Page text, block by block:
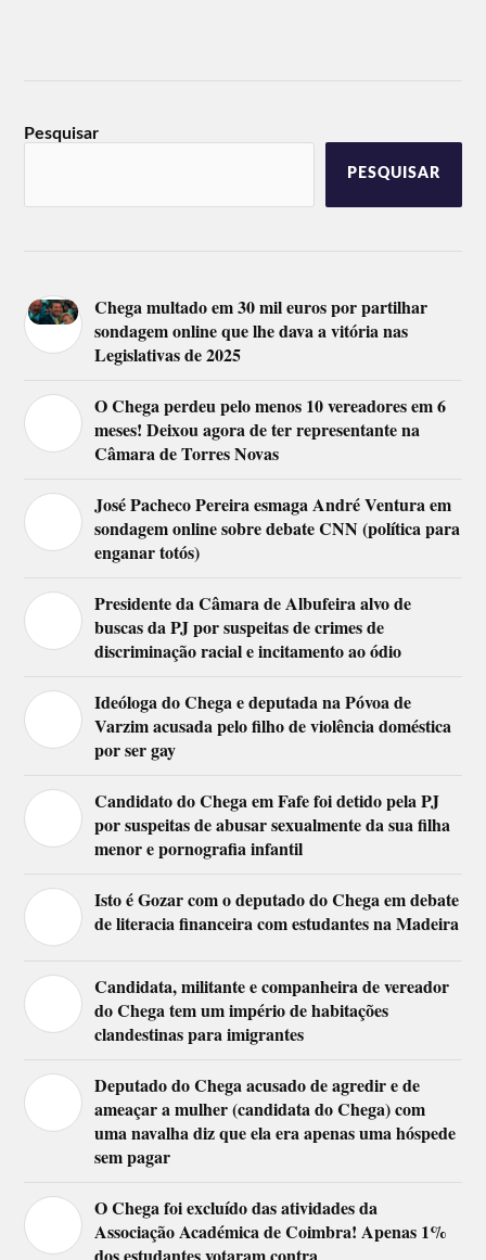
Pesquisar
PESQUISAR
Chega multado em 30 mil euros por partilhar
sondagem online que lhe dava a vitória nas
Legislativas de 2025
O Chega perdeu pelo menos 10 vereadores em 6
meses! Deixou agora de ter representante na
Câmara de Torres Novas
José Pacheco Pereira esmaga André Ventura em
sondagem online sobre debate CNN (política para
enganar totós)
Presidente da Câmara de Albufeira alvo de
buscas da PJ por suspeitas de crimes de
discriminação racial e incitamento ao ódio
Ideóloga do Chega e deputada na Póvoa de
Varzim acusada pelo filho de violência doméstica
por ser gay
Candidato do Chega em Fafe foi detido pela PJ
por suspeitas de abusar sexualmente da sua filha
menor e pornografia infantil
Isto é Gozar com o deputado do Chega em debate
de literacia financeira com estudantes na Madeira
Candidata, militante e companheira de vereador
do Chega tem um império de habitações
clandestinas para imigrantes
Deputado do Chega acusado de agredir e de
ameaçar a mulher (candidata do Chega) com
uma navalha diz que ela era apenas uma hóspede
sem pagar
O Chega foi excluído das atividades da
Associação Académica de Coimbra! Apenas 1%
dos estudantes votaram contra